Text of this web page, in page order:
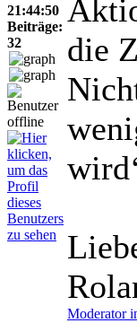
21:44:50
Beiträge:
32
die
Moderator